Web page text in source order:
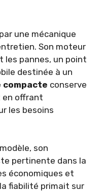
une mécanique
Son moteur
les pannes, un point
destinée à un
conserve
en offrant
les besoins
son
pertinente dans la
économiques et
fiabilité primait sur